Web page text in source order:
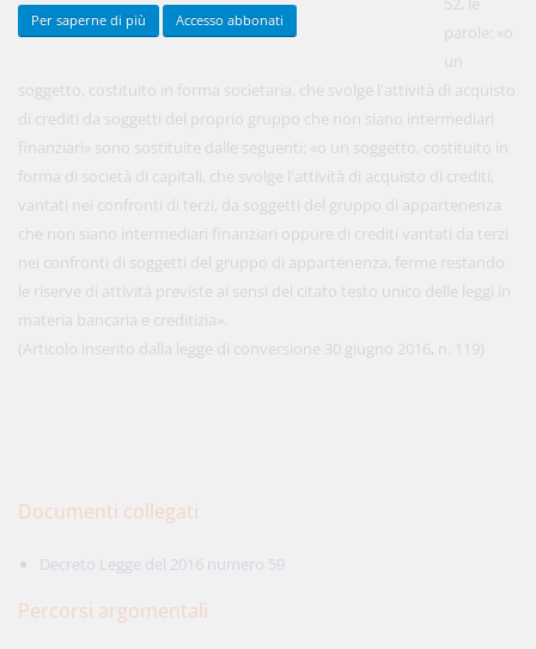
parole: «o
un
soggetto, costituito in forma societaria, che svolge l'attività di acquisto
di crediti da soggetti del proprio gruppo che non siano intermediari
finanziari» sono sostituite dalle seguenti: «o un soggetto, costituito in
forma di società di capitali, che svolge l'attività di acquisto di crediti,
vantati nei confronti di terzi, da soggetti del gruppo di appartenenza
che non siano intermediari finanziari oppure di crediti vantati da terzi
nei confronti di soggetti del gruppo di appartenenza, ferme restando
le riserve di attività previste ai sensi del citato testo unico delle leggi in
materia bancaria e creditizia».
(Articolo inserito dalla legge di conversione 30 giugno 2016, n. 119)
Documenti collegati
Decreto Legge del 2016 numero 59
Percorsi argomentali
Per saperne di più Accesso abbonati